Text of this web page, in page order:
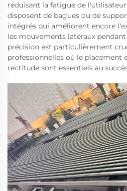
réduisant la fatigue de
disposent de bagues ou de
intégrés qui améliorent encore
les mouvements latéraux
précision est particulièrement
professionnelles où le placement
rectitude sont essentiels au